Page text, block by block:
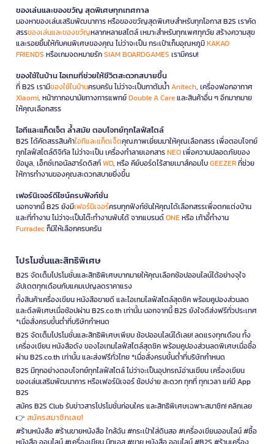
ของเล่นและของขวัญ สุดพิเศษทุกเทศกาล
มองหาของเล่นเสริมพัฒนาการ หรือของขวัญสุดพิเศษสำหรับทุกโอกาส B2S เราคัด
สรรของเล่นและของขวัญหลากหลายสไตล์ เหมาะสำหรับทุกเพศทุกวัย สร้างความสุข
และรอยยิ้มให้กับคนพิเศษของคุณ ไม่ว่าจะเป็น กระเป๋าเก็บอุณหภูมิKAKAO
FRIENDS หรือเกมจดหมายรักSIAM BOARDGAMES เรามีครบ!
ของใช้ในบ้าน ไอเทมที่ช่วยให้ชีวิตสะดวกสบายขึ้น
ที่ B2S เรามีของใช้ในบ้านครบครัน ไม่ว่าจะเป็นกาต้มน้ำAnitech, เครื่องฟอกอากาศ
Xiaomi, หน้ากากอนามัยทางการแพทย์Double A Careและสินค้าอื่น ๆ อีกมากมาย
ให้คุณเลือกสรร
ไอทีและแก็ดเจ็ต ล้ำสมัย ตอบโจทย์ทุกไลฟ์สไตล์
B2S ได้คัดสรรสินค้าไอทีและแก็ดเจ็ตคุณภาพเยี่ยมมาให้คุณเลือกสรร เพื่อตอบโจทย์
ทุกไลฟ์สไตล์ดิจิทัล ไม่ว่าจะเป็น เครื่องทำลายเอกสารNEOเพื่อความปลอดภัยของ
ข้อมูล, เอ็กซ์เทอนัลฮาร์ดดิสก์WD, หรือ คีย์บอร์ดไร้สายเมาส์คอมโบGEEZERที่ช่วย
ให้การทำงานของคุณสะดวกสบายยิ่งขึ้น
เฟอร์นิเจอร์ดีไซน์ครบฟังก์ชั่น
นอกจากนี้ B2S ยังมีเฟอร์นิเจอร์ครบทุกฟังก์ชันให้คุณได้เลือกสรรเพื่อตกแต่งบ้าน
และที่ทำงาน ไม่ว่าจะเป็นโต๊ะทำงานพับได้ จากแบรนด์ONEหรือ เก้าอี้ทำงาน
Furradecก็มีให้เลือกครบครัน
โปรโมชั่นและสิทธิพิเศษ
B2S จัดเต็มโปรโมชั่นและสิทธิพิเศษมากมายให้คุณเลือกช้อปออนไลน์ได้อย่างจุใจ
อัปเดตทุกเดือนกับแคมเปญลดราคาแรง
ทั้งสินค้าเครื่องเขียน หนังสือขายดี และไอเทมไลฟ์สไตล์สุดชิค พร้อมคูปองส่วนลด
และดีลพิเศษเมื่อช้อปผ่าน B2S.co.th เท่านั้น นอกจากนี้ B2S ยังใจดีส่งฟรีทั่วประเทศ
*เมื่อสั่งครบขั้นต่ำที่บริษัทกำหนด
B2S จัดเต็มโปรโมชั่นและสิทธิพิเศษเพียบ ช้อปออนไลน์ได้เลย! ลดแรงทุกเดือน ทั้ง
เครื่องเขียน หนังสือดัง ของไอเทมไลฟ์สไตล์สุดชิค พร้อมคูปองส่วนลดพิเศษเมื่อซื้อ
ผ่าน B2S.co.th เท่านั้น และส่งฟรีทั่วไทย *เมื่อสั่งครบขั้นต่ำที่บริษัทกำหนด
B2S มีทุกอย่างตอบโจทย์ทุกไลฟ์สไตล์ ไม่ว่าจะเป็นอุปกรณ์อ่านเขียน เครื่องเขียน
ของเล่นเสริมพัฒนาการ หรือเฟอร์นิเจอร์ ช้อปง่าย สะดวก ทุกที่ ทุกเวลา แค่มี App
B2S
สมัคร B2S Club รับข่าวสารโปรโมชั่นก่อนใคร และสิทธิพิเศษเฉพาะสมาชิก! คลิกเลย
👉 สมัครสมาชิกเลย!
#ร้านหนังสือ #ร้านขายหนังสือ ใกล้ฉัน #กระเป๋าใส่ดินสอ #เครื่องเขียนออนไลน์ #ซื้อ